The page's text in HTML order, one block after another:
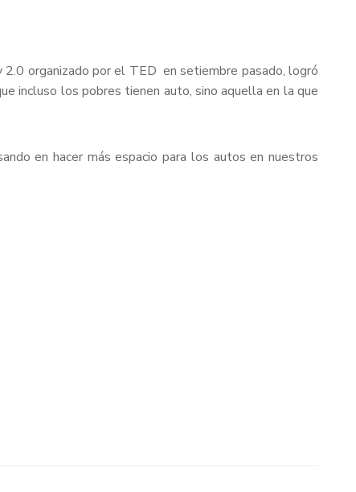
2.0 organizado por el TED en setiembre pasado, logró
incluso los pobres tienen auto, sino aquella en la que
en hacer más espacio para los autos en nuestros